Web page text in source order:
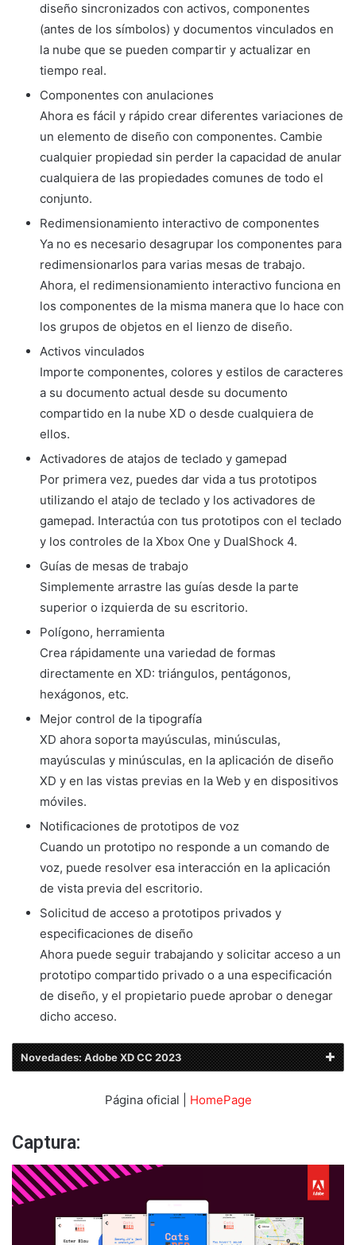
diseño sincronizados con activos, componentes
(antes de los símbolos) y documentos vinculados en
la nube que se pueden compartir y actualizar en
tiempo real.
Componentes con anulaciones
Ahora es fácil y rápido crear diferentes variaciones de
un elemento de diseño con componentes. Cambie
cualquier propiedad sin perder la capacidad de anular
cualquiera de las propiedades comunes de todo el
conjunto.
Redimensionamiento interactivo de componentes
Ya no es necesario desagrupar los componentes para
redimensionarlos para varias mesas de trabajo.
Ahora, el redimensionamiento interactivo funciona en
los componentes de la misma manera que lo hace con
los grupos de objetos en el lienzo de diseño.
Activos vinculados
Importe componentes, colores y estilos de caracteres
a su documento actual desde su documento
compartido en la nube XD o desde cualquiera de
ellos.
Activadores de atajos de teclado y gamepad
Por primera vez, puedes dar vida a tus prototipos
utilizando el atajo de teclado y los activadores de
gamepad. Interactúa con tus prototipos con el teclado
y los controles de la Xbox One y DualShock 4.
Guías de mesas de trabajo
Simplemente arrastre las guías desde la parte
superior o izquierda de su escritorio.
Polígono, herramienta
Crea rápidamente una variedad de formas
directamente en XD: triángulos, pentágonos,
hexágonos, etc.
Mejor control de la tipografía
XD ahora soporta mayúsculas, minúsculas,
mayúsculas y minúsculas, en la aplicación de diseño
XD y en las vistas previas en la Web y en dispositivos
móviles.
Notificaciones de prototipos de voz
Cuando un prototipo no responde a un comando de
voz, puede resolver esa interacción en la aplicación
de vista previa del escritorio.
Solicitud de acceso a prototipos privados y
especificaciones de diseño
Ahora puede seguir trabajando y solicitar acceso a un
prototipo compartido privado o a una especificación
de diseño, y el propietario puede aprobar o denegar
dicho acceso.
Novedades: Adobe XD CC 2023
Página oficial | HomePage
Captura: